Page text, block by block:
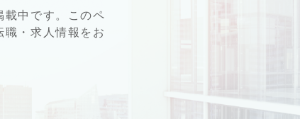
中です。このペ
・求人情報をお